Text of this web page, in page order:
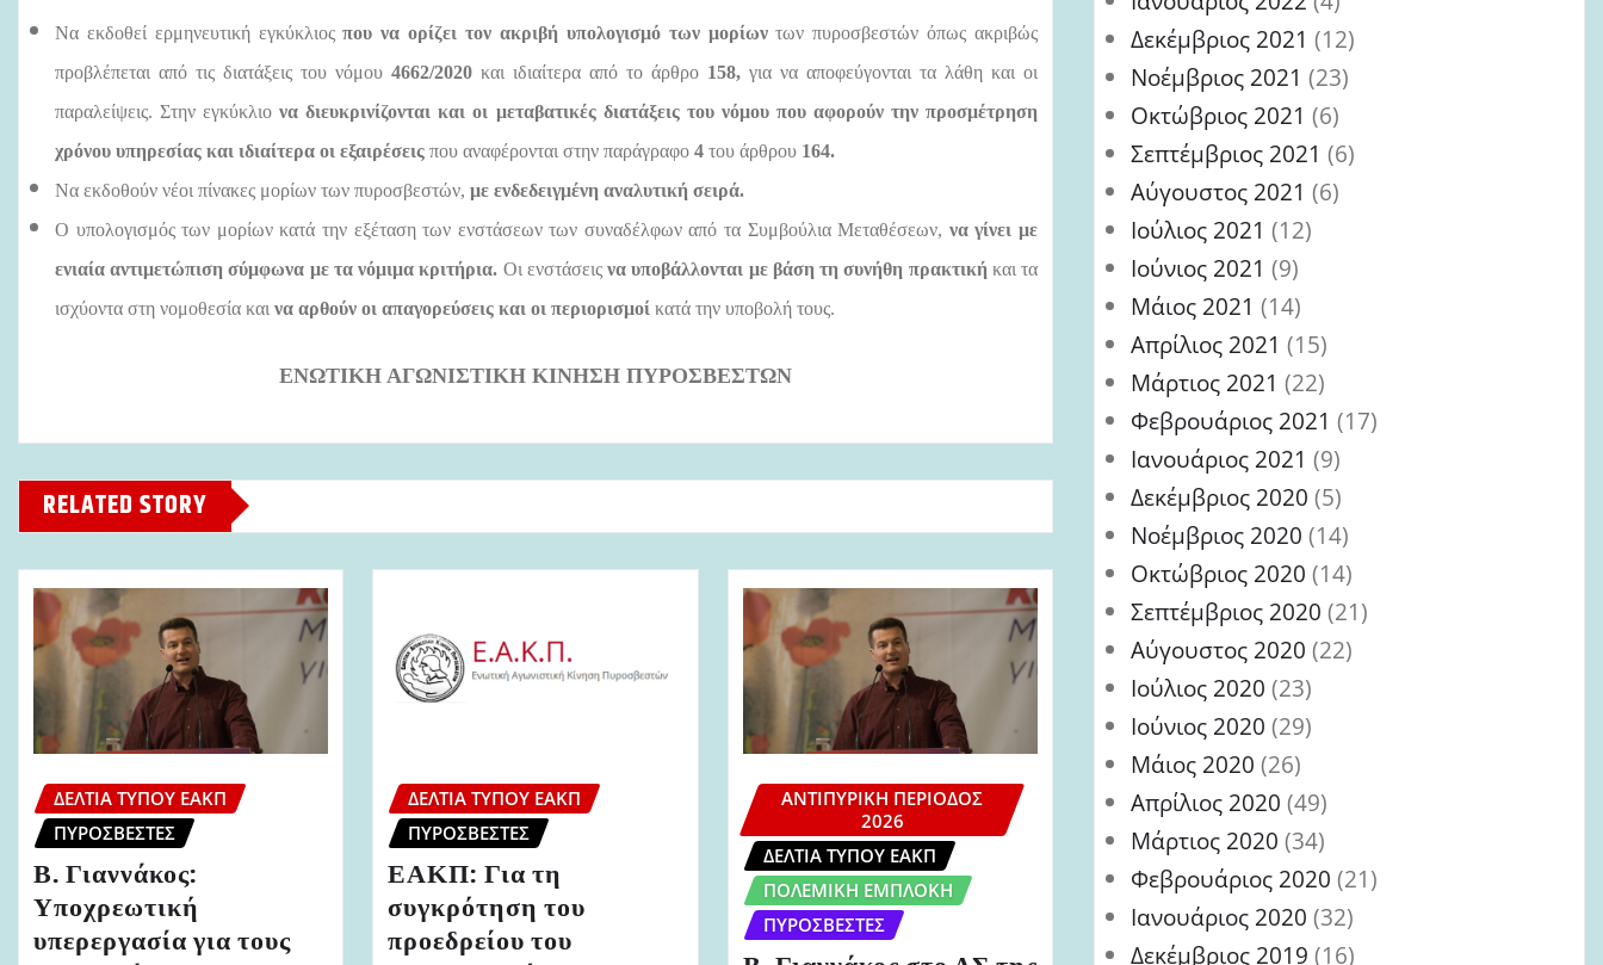
Να εκδοθεί ερμηνευτική εγκύκλιοςπου να ορίζει τον ακριβή υπολογισμό των μορίωντων πυροσβεστών όπως ακριβώς
προβλέπεται από τις διατάξεις του νόμου 4662/2020 και ιδιαίτερα από το άρθρο 158, για να αποφεύγονται τα λάθη και οι
παραλείψεις. Στην εγκύκλιονα διευκρινίζονται και οι μεταβατικές διατάξεις του νόμου που αφορούν την προσμέτρηση
χρόνου υπηρεσίας και ιδιαίτερα οι εξαιρέσεις που αναφέρονται στην παράγραφο 4 του άρθρου 164.
Να εκδοθούν νέοι πίνακες μορίων των πυροσβεστών, με ενδεδειγμένη αναλυτική σειρά.
Ο υπολογισμός των μορίων κατά την εξέταση των ενστάσεων των συναδέλφων από τα Συμβούλια Μεταθέσεων, να γίνει με
ενιαία αντιμετώπιση σύμφωνα με τα νόμιμα κριτήρια. Οι ενστάσειςνα υποβάλλονται με βάση τη συνήθη πρακτική και τα
ισχύοντα στη νομοθεσία και να αρθούν οι απαγορεύσεις και οι περιορισμοί κατά την υποβολή τους.
ΕΝΩΤΙΚΗ ΑΓΩΝΙΣΤΙΚΗ ΚΙΝΗΣΗ ΠΥΡΟΣΒΕΣΤΩΝ
RELATED STORY
ΔΕΛΤΊΑ ΤΎΠΟΥ ΕΑΚΠ
ΠΥΡΟΣΒΈΣΤΕΣ
Β. Γιαννάκος:
Υποχρεωτική
υπερεργασία για τους
ΔΕΛΤΊΑ ΤΎΠΟΥ ΕΑΚΠ
ΠΥΡΟΣΒΈΣΤΕΣ
ΕΑΚΠ: Για τη
συγκρότηση του
προεδρείου του
ΑΝΤΙΠΥΡΙΚΉ ΠΕΡΊΟΔΟΣ
2026
ΔΕΛΤΊΑ ΤΎΠΟΥ ΕΑΚΠ
ΠΟΛΕΜΙΚΉ ΕΜΠΛΟΚΉ
ΠΥΡΟΣΒΈΣΤΕΣ
Δεκέμβριος 2021 (12)
Νοέμβριος 2021 (23)
Οκτώβριος 2021 (6)
Σεπτέμβριος 2021 (6)
Αύγουστος 2021 (6)
Ιούλιος 2021 (12)
Ιούνιος 2021 (9)
Μάιος 2021 (14)
Απρίλιος 2021 (15)
Μάρτιος 2021 (22)
Φεβρουάριος 2021 (17)
Ιανουάριος 2021 (9)
Δεκέμβριος 2020 (5)
Νοέμβριος 2020 (14)
Οκτώβριος 2020 (14)
Σεπτέμβριος 2020 (21)
Αύγουστος 2020 (22)
Ιούλιος 2020 (23)
Ιούνιος 2020 (29)
Μάιος 2020 (26)
Απρίλιος 2020 (49)
Μάρτιος 2020 (34)
Φεβρουάριος 2020 (21)
Ιανουάριος 2020 (32)
Δεκέμβριος 2019 (16)